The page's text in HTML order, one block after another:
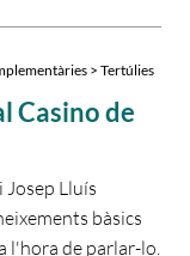
> Tertúlies
Casino de
Lluís
bàsics
l'hora de parlar-lo.